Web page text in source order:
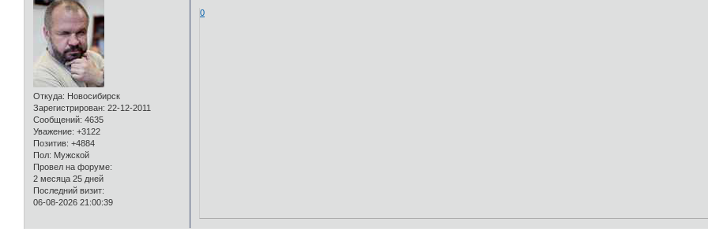
Откуда: Новосибирск
Зарегистрирован: 22-12-2011
Сообщений: 4635
Уважение: +3122
Позитив: +4884
Пол: Мужской
Провел на форуме:
2 месяца 25 дней
Последний визит:
06-08-2026 21:00:39
0